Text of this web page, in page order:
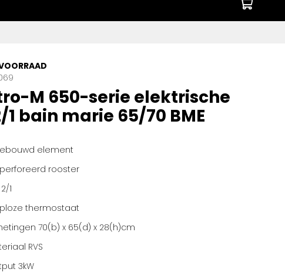
M 650-serie elektrische
1 bain marie 65/70 BME
element
rooster
1
thermostaat
70(b) x 65(d) x 28(h)cm
RVS
3kW